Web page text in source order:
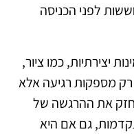
לפני הכניסה
יצירתיות, כמו ציור,
רק מספקות רגיעה אלא
את ההרגשה של
גם אם היא